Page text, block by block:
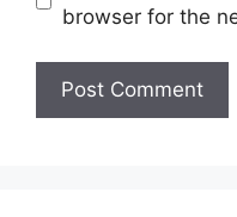
browser for the